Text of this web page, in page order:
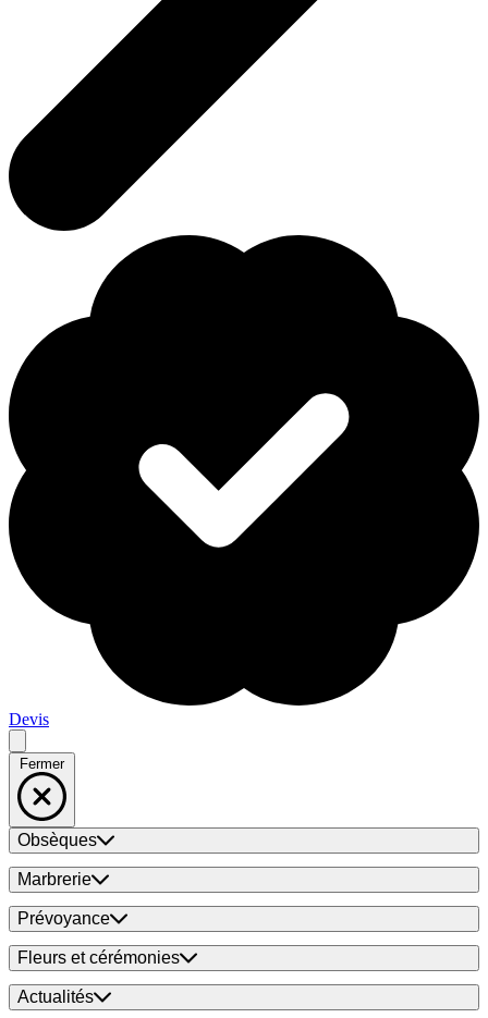
Devis
Fermer
Obsèques
Marbrerie
Prévoyance
Fleurs et cérémonies
Actualités